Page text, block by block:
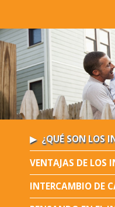
¿QUÉ SON LOS
VENTAJAS DE LOS
INTERCAMBIO DE